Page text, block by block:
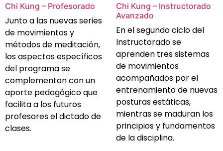
Chi Kung – Profesorado
Junto a las nuevas series
de movimientos y
métodos de meditación,
los aspectos específicos
del programa se
complementan con un
aporte pedagógico que
facilita a los futuros
profesores el dictado de
clases.
Chi Kung – Instructorado
Avanzado
En el segundo ciclo del
Instructorado se
aprenden tres sistemas
de movimientos
acompañados por el
entrenamiento de nuevas
posturas estáticas,
mientras se maduran los
principios y fundamentos
de la disciplina.